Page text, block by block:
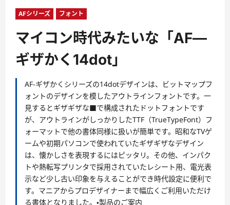
AFシリーズ フォント
マイコン時代みたいな「AF―
ギザかく14dot」
AF-ギザかくシリーズの14dotデザインは、ビットマップフ
ォントのデザインを模したアウトラインフォントです。一
見するとギザギザな■で構成されたドットフォントです
が、アウトラインがしっかりしたTTF（TrueTypeFont）フ
ォーマットで他の書体同様に扱いが簡単です。昭和なTVゲ
ームや初期パソコンで使われていたギザギザなデザイン
は、懐かしさを表現するにはピッタリ。その他、インパク
トや熱転写プリンタで採用されていたレシート用、電光表
示など少し古い印象を与えることができ時代設定に便利で
す。マニアからプロデザイナーまで幅広くご利用いただけ
る書体となりました。・製品のご案内